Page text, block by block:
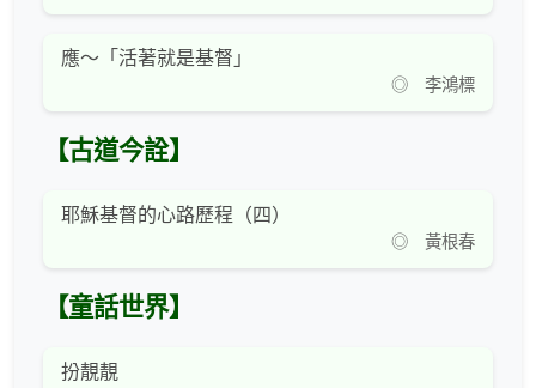
應～「活著就是基督」
◎ 李鴻標
【古道今詮】
耶穌基督的心路歷程（四）
◎ 黃根春
【童話世界】
扮靚靚